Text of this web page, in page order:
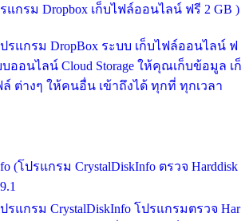
แกรม Dropbox เก็บไฟล์ออนไลน์ ฟรี 2 GB )
รแกรม DropBox ระบบ เก็บไฟล์ออนไลน์ ฟ
ออนไลน์ Cloud Storage ให้คุณเก็บข้อมูล เก็
ต่างๆ ให้คนอื่น เข้าถึงได้ ทุกที่ ทุกเวลา
(โปรแกรม CrystalDiskInfo ตรวจ Harddisk
แกรม CrystalDiskInfo โปรแกรมตรวจ Har